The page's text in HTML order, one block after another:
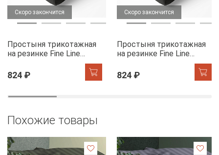
Скоро закончится
Простыня трикотажная
на резинке Fine Line
824 ₽
Скоро закончится
Простыня трикотажная
на резинке Fine Line
824 ₽
Похожие товары